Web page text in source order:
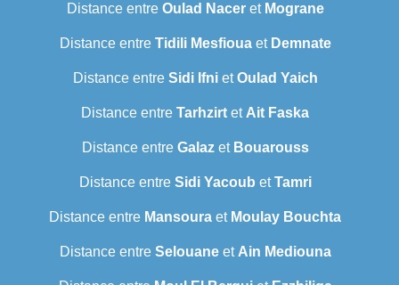
Distance entre Oulad Naceret Mograne
Distance entre Tidili Mesfiouaet Demnate
Distance entre Sidi IfnietOulad Yaich
Distance entre Tarhzirt et Ait Faska
Distance entre Galazet Bouarouss
Distance entre Sidi Yacoub etTamri
Distance entre Mansoura et Moulay Bouchta
Distance entre Selouaneet Ain Mediouna